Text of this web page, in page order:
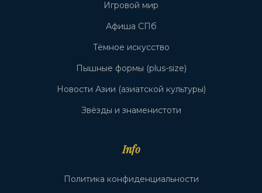
Игровой мир
Афиша СПб
Тёмное искусство
Пышные формы (plus-size)
Новости Азии (азиатской культуры)
Звёзды и знаменистоти
Info
Политика конфиденциальности